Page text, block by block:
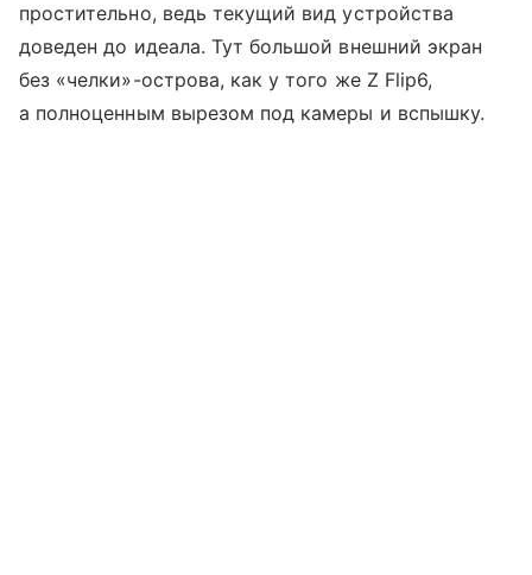
простительно, ведь текущий вид устройства
доведен до идеала. Тут большой внешний экран
без «челки»-острова, как у того же Z Flip6,
а полноценным вырезом под камеры и вспышку.